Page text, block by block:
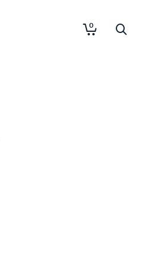
0